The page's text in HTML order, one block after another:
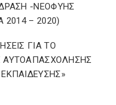
-ΝΕΟΦΥΗΣ
2014 – 2020)
ΓΙΑ ΤΟ
ΑΥΤΟΑΠΑΣΧΟΛΗΣΗΣ